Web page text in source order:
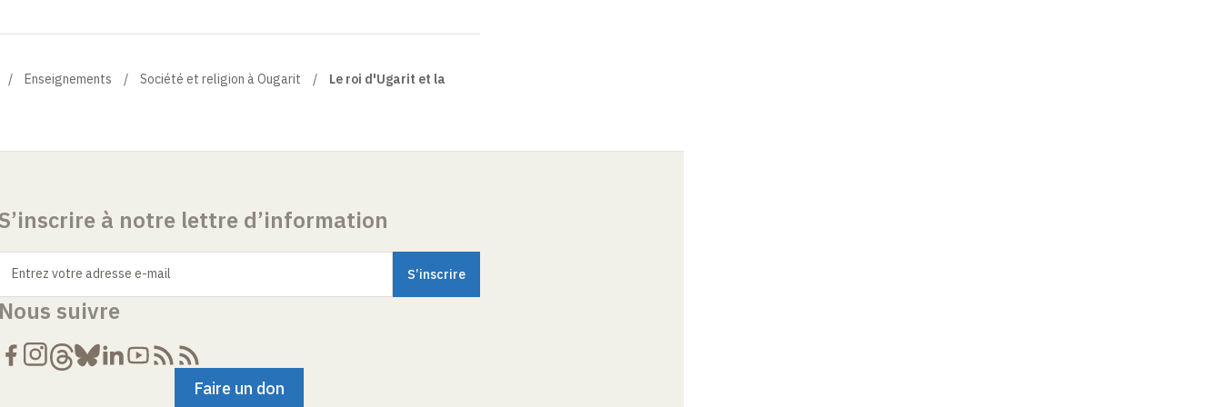
Enseignements Société et religion à Ougarit Le roi d'Ugarit et la
à notre lettre d’information
Entrez votre adresse e-mail
suivre
Faire un don